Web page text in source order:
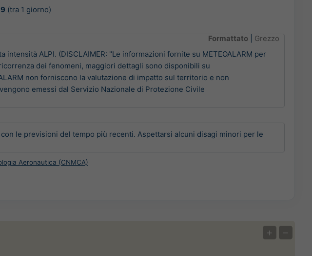
(tra 1 giorno)
Formattato
Grezzo
ALPI. (DISCLAIMER: "Le informazioni fornite su METEOALARM per
dei fenomeni, maggiori dettagli sono disponibili su
non forniscono la valutazione di impatto sul territorio e non
emessi dal Servizio Nazionale di Protezione Civile
con le previsioni del tempo più recenti. Aspettarsi alcuni disagi minori per le
Aeronautica (CNMCA)
+ −